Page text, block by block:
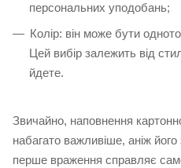
персональних уподобань;
Колір: він може бути
Цей вибір залежить від
йдете.
Звичайно, наповнення
набагато важливіше, аніж
перше враження справляє